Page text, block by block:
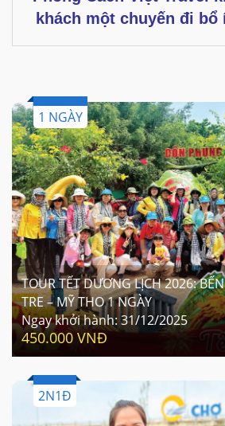
1 NGÀY
TOUR TẾT DƯƠNG LỊCH 2026: BẾN
TRE – MỸ THO 1 NGÀY
Ngay khởi hành:31/12/2025
450.000 VNĐ
2N1Đ